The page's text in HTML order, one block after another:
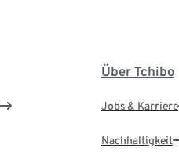
Über Tchibo
Jobs & Karriere
Nachhaltigkeit